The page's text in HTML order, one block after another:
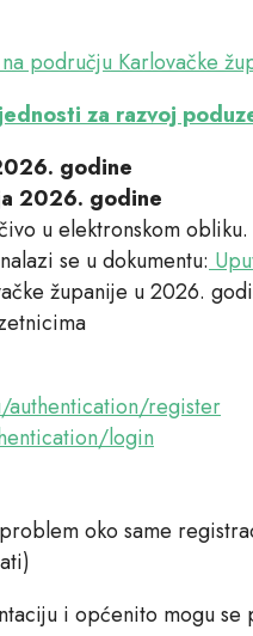
području Karlovačke
za razvoj
godine
2026. godine
u elektronskom
se u dokumentu:
županije u 2026.
authentication/register
login
oko same
i općenito mogu